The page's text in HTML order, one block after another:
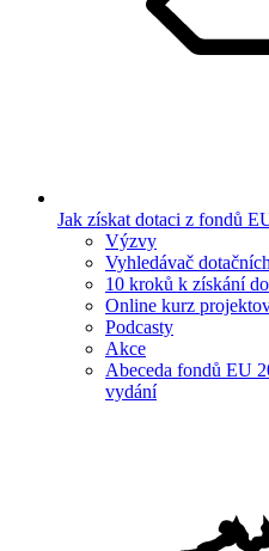
Jak získat dotaci z fondů
Výzvy
Vyhledávač
10 kroků k získání
Online kurz
Podcasty
Akce
Abeceda fondů EU
vydání